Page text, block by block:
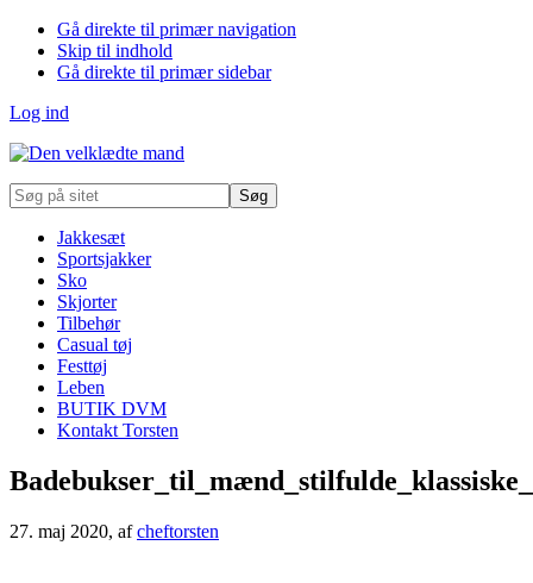
Gå direkte til primær navigation
Skip til indhold
Gå direkte til primær sidebar
Log ind
Søg
på
Jakkesæt
Sportsjakker
Sko
Skjorter
Tilbehør
Casual tøj
Festtøj
Leben
BUTIK DVM
Kontakt Torsten
27. maj 2020, afcheftorsten